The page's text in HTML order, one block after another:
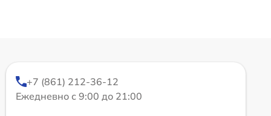
+7 (861) 212-36-12
Ежедневно с 9:00 до 21:00